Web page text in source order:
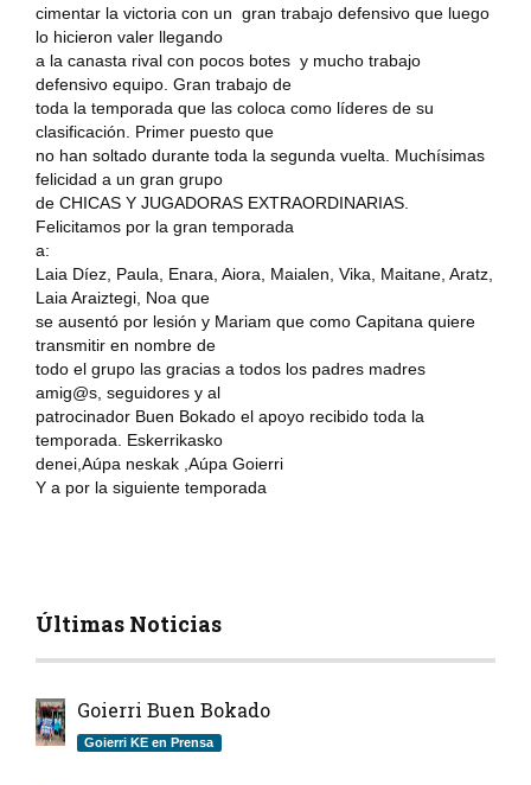
cimentar la victoria con un gran trabajo defensivo que luego
lo hicieron valer llegando
a la canasta rival con pocos botes y mucho trabajo
defensivo equipo. Gran trabajo de
toda la temporada que las coloca como líderes de su
clasificación. Primer puesto que
no han soltado durante toda la segunda vuelta. Muchísimas
felicidad a un gran grupo
de CHICAS Y JUGADORAS EXTRAORDINARIAS.
Felicitamos por la gran temporada
a:
Laia Díez, Paula, Enara, Aiora, Maialen, Vika, Maitane, Aratz,
Laia Araiztegi, Noa que
se ausentó por lesión y Mariam que como Capitana quiere
transmitir en nombre de
todo el grupo las gracias a todos los padres madres
amig@s, seguidores y al
patrocinador Buen Bokado el apoyo recibido toda la
temporada. Eskerrikasko
denei,Aúpa neskak ,Aúpa Goierri
Y a por la siguiente temporada
Últimas Noticias
Goierri Buen Bokado
Goierri KE en Prensa